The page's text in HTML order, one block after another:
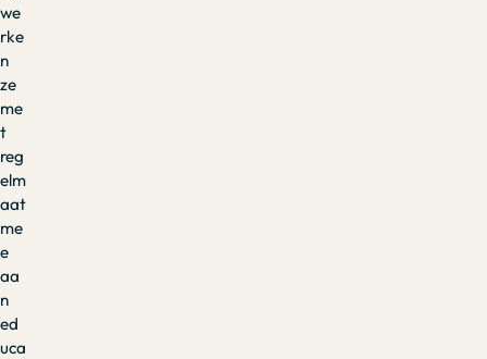
we
rke
n
ze
me
t
reg
elm
aat
me
e
aa
n
ed
uca